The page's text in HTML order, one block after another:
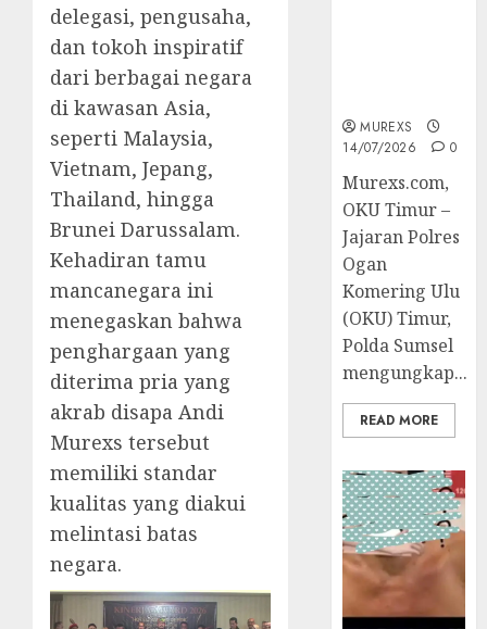
delegasi, pengusaha,
dan tokoh inspiratif
dari berbagai negara
di kawasan Asia,
seperti Malaysia,
Vietnam, Jepang,
Thailand, hingga
Brunei Darussalam.
Kehadiran tamu
mancanegara ini
menegaskan bahwa
penghargaan yang
diterima pria yang
akrab disapa Andi
Murexs tersebut
memiliki standar
kualitas yang diakui
melintasi batas
negara.
MUREXS
14/07/2026
0
Murexs.com,
OKU Timur –
Jajaran Polres
Ogan
Komering Ulu
(OKU) Timur,
Polda Sumsel
mengungkap...
READ MORE